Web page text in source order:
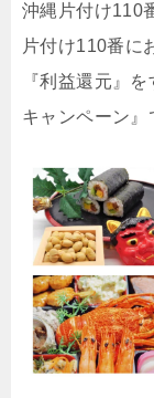
沖縄片付け110
片付け110番に
『利益還元』
キャンペーン』